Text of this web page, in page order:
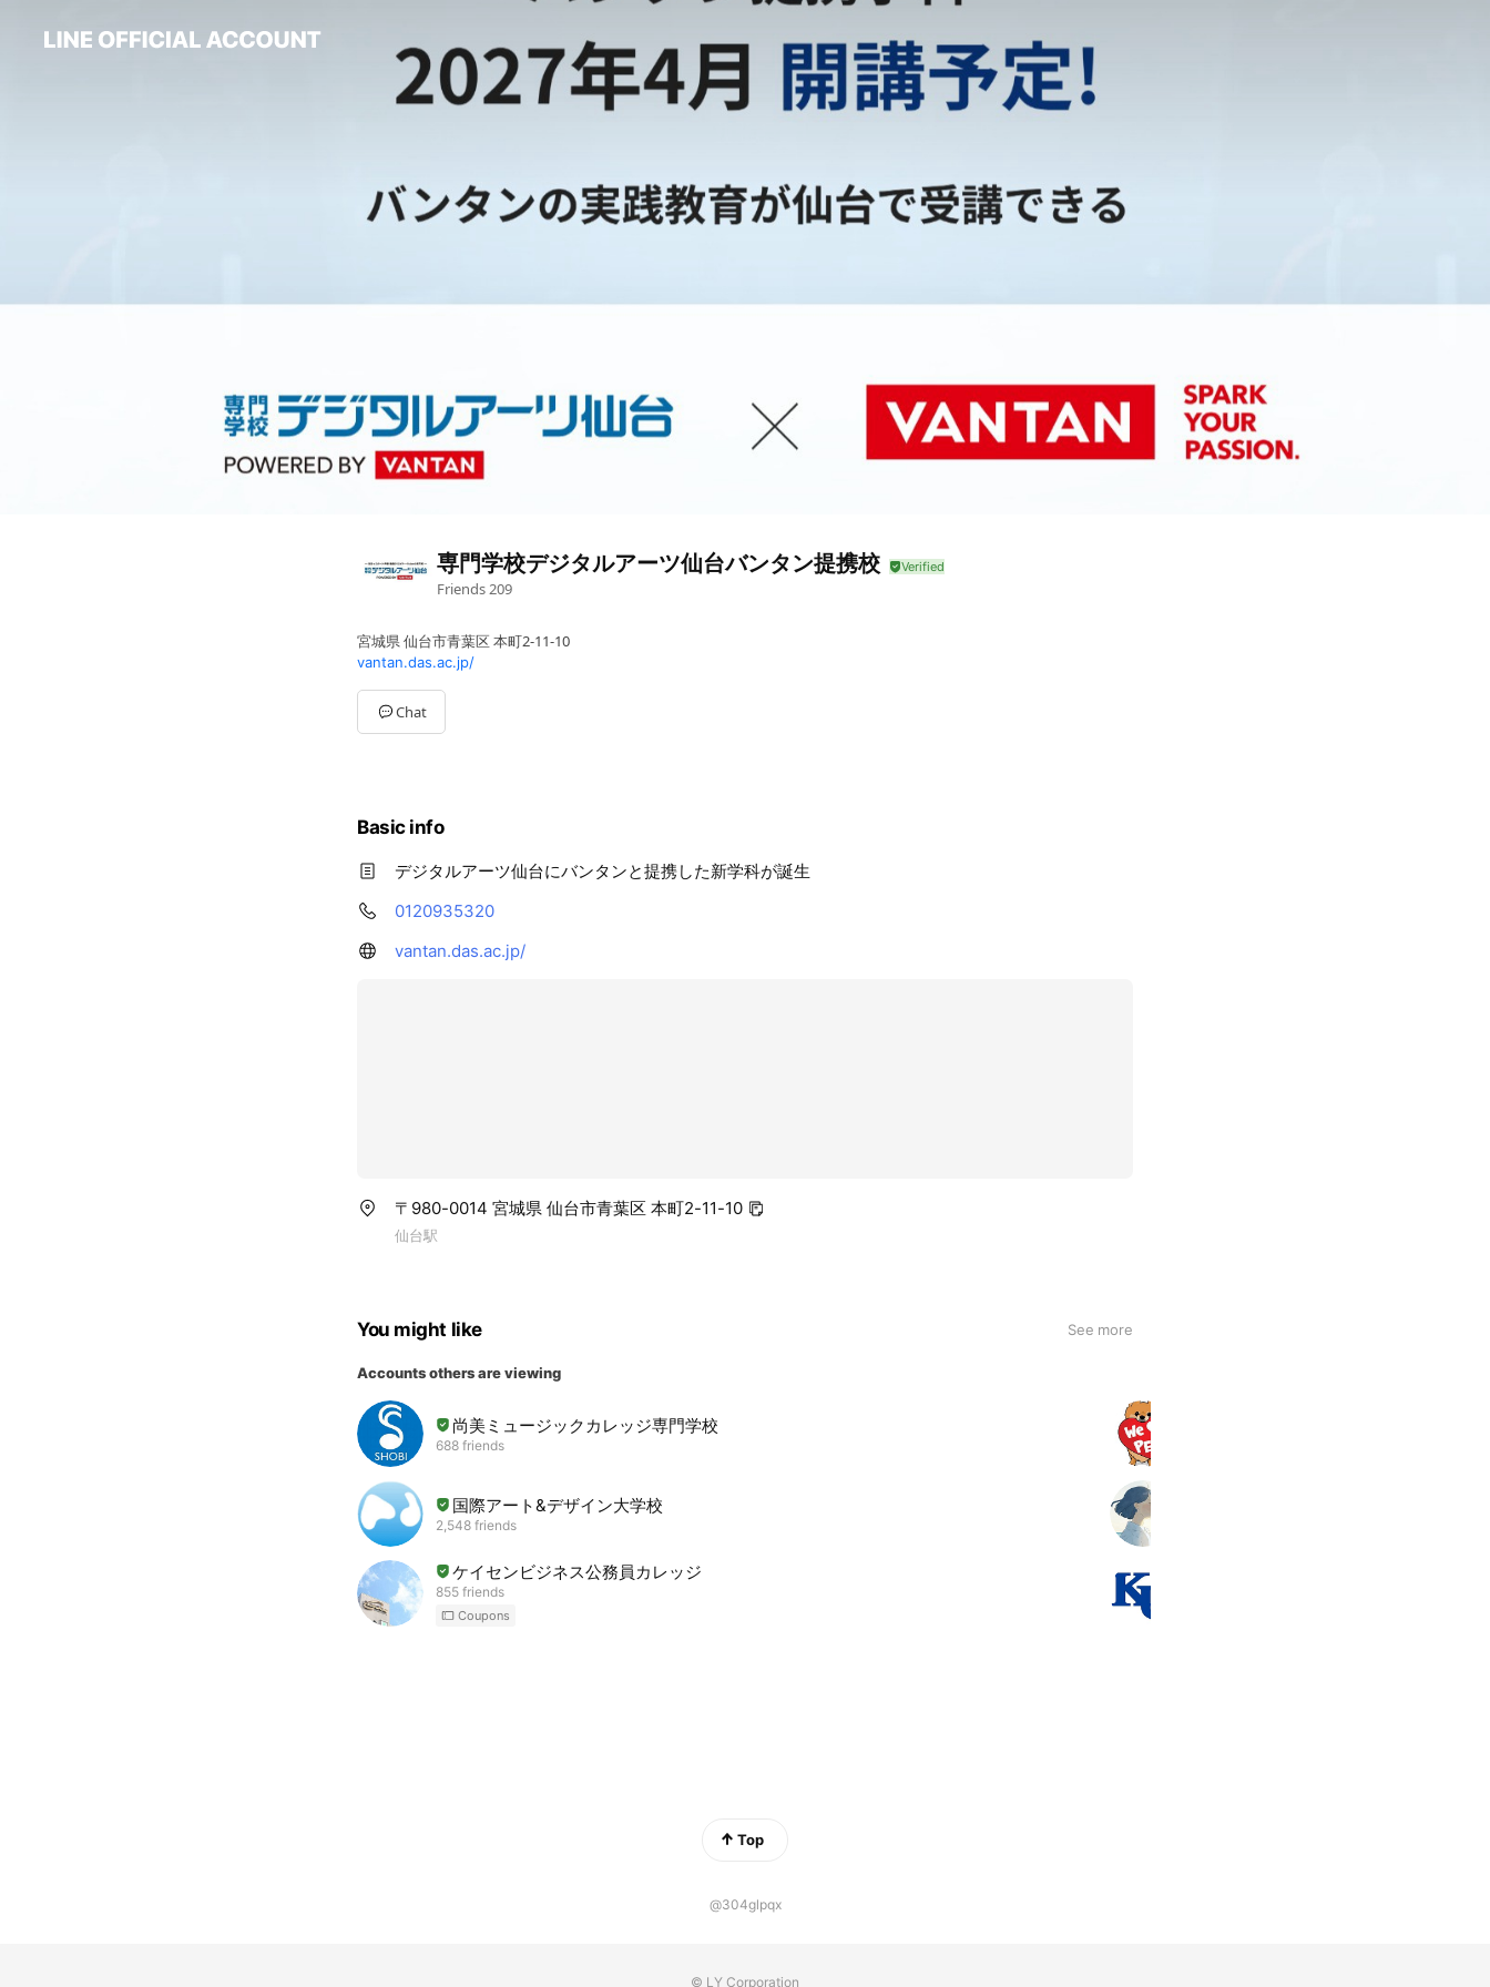
専門学校デジタルアーツ仙台バンタン提携校
Friends 209
宮城県 仙台市青葉区 本町2-11-10
vantan.das.ac.jp/
Chat
Basic info
デジタルアーツ仙台にバンタンと提携した新学科が誕生
0120935320
vantan.das.ac.jp/
〒980-0014 宮城県 仙台市青葉区 本町2-11-10
仙台駅
You might like See more
Accounts others are viewing
尚美ミュージックカレッジ専門学校
688 friends
国際アート&デザイン大学校
2,548 friends
ケイセンビジネス公務員カレッジ
855 friends
Coupons
Top
@304glpqx
© LY Corporation